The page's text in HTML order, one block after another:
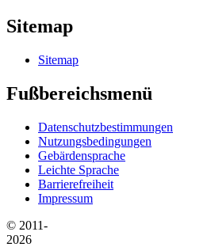
Sitemap
Sitemap
Fußbereichsmenü
Datenschutzbestimmungen
Nutzungsbedingungen
Gebärdensprache
Leichte Sprache
Barrierefreiheit
Impressum
© 2011-
2026